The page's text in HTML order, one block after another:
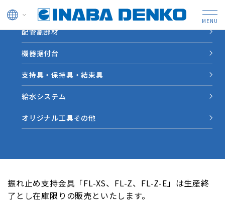
ドレン管
配管副部材
機器据付台
支持具・保持具・結束具
給水システム
オリジナル工具その他
HOME
新着情報
クロスロック「FL-XS、FL-Z、FL-Z-E」生産終了のお知らせ
新着情報
2024.08.29 お知らせ
クロスロック「FL-XS、FL-Z、FL-Z-
振れ止め支持金具「FL-XS、FL-Z、FL-Z-E」は生産終
了とし在庫限りの販売といたします。